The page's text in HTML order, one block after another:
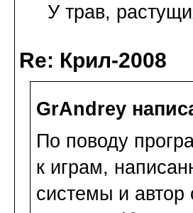
У трав,
Re: Крил-2008
GrAndrey
По поводу
к играм,
системы и автор